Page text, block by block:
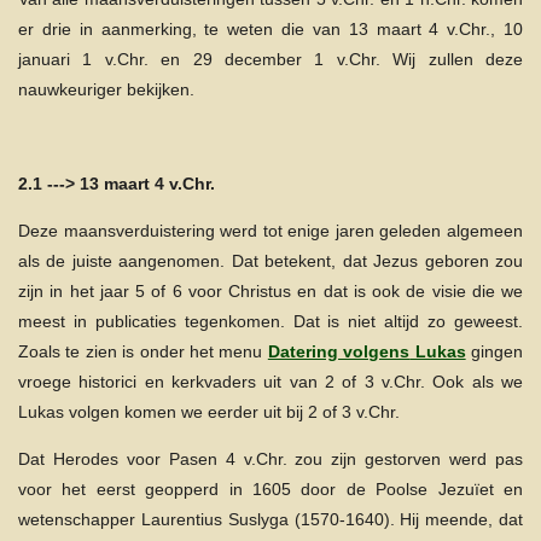
er drie in aanmerking, te weten die van 13 maart 4 v.Chr., 10
januari 1 v.Chr. en 29 december 1 v.Chr. Wij zullen deze
nauwkeuriger bekijken.
2.1 ---> 13 maart 4 v.Chr.
Deze maansverduistering werd tot enige jaren geleden algemeen
als de juiste aangenomen. Dat betekent, dat Jezus geboren zou
zijn in het jaar 5 of 6 voor Christus en dat is ook de visie die we
meest in publicaties tegenkomen. Dat is niet altijd zo geweest.
Zoals te zien is onder het menu Datering volgens Lukasgingen
vroege historici en kerkvaders uit van 2 of 3 v.Chr. Ook als we
Lukas volgen komen we eerder uit bij 2 of 3 v.Chr.
Dat Herodes voor Pasen 4 v.Chr. zou zijn gestorven werd pas
voor het eerst geopperd in 1605 door de Poolse Jezuïet en
wetenschapper Laurentius Suslyga (1570-1640). Hij meende, dat